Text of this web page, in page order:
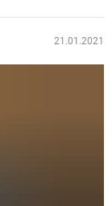
21.01.2021